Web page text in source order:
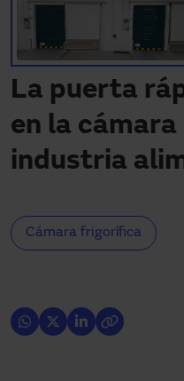
La puerta
en la
industria
Cámara frigorífica